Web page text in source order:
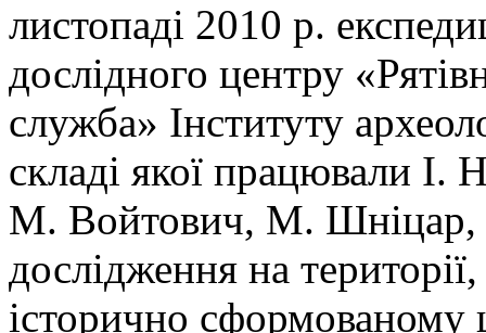
листопаді 2010 р.
дослідного центру
служба» Інституту
складі якої працювали І.
М. Войтович, М. Шніцар,
дослідження на
історично сформованому